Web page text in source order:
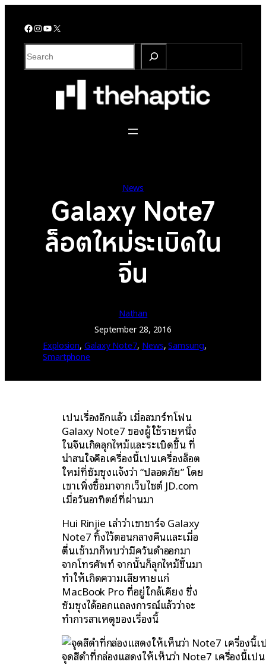
Facebook InstagramYouTube X
S
e
News
Galaxy Note7
ล็อตใหม่ระเบิดใน
จีน
Nathan
September 28, 2016
Explosion, Galaxy Note7, News, Samsung
Smartphone
เป็นเรื่องอีกแล้ว เมื่อสมาร์ทโฟน
Galaxy Note7 ของผู้ใช้รายหนึ่ง
ในจีนเกิดลุกไหม้และระเบิดขึ้น ที่
น่าสนใจคือเครื่องนี้เป็นเครื่องล็อต
ใหม่ที่ซัมซุงแจ้งว่า “ปลอดภัย” โดย
เขาเพิ่งซื้อมาจากเว็บไซต์ JD.com
เมื่อวันอาทิตย์ที่ผ่านมา
Hui Rinjie เล่าว่าเขาชาร์จ Galaxy
Note7 ทิ้งไว้ตอนกลางคืนและเมื่อ
ตื่นเช้ามาก็พบว่ามีควันดำออกมา
จากโทรศัพท์ จากนั้นก็ลุกไหม้ขึ้นมา
ทำให้เกิดความเสียหายแก่
MacBook Pro ที่อยู่ใกล้เคียง ซึ่ง
ซัมซุงได้ออกแถลงการณ์แล้วว่าจะ
ทำการสาเหตุของเรื่องนี้
จุดสีดำที่กล่องแสดงให้เห็นว่า Note7 เครื่องนี้เป็